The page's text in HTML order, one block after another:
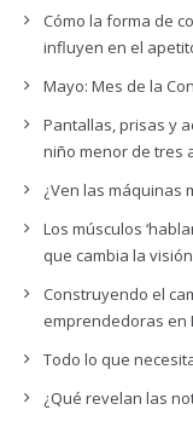
Cómo la forma de
influyen en el
Mayo: Mes de la
Pantallas, prisas y
niño menor de tres
¿Ven las máquinas
Los músculos
que cambia la
Construyendo el
emprendedoras en
Todo lo que
¿Qué revelan las